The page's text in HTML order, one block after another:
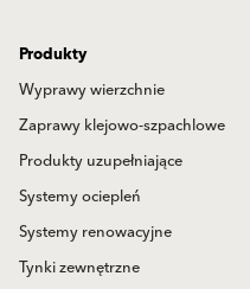
Produkty
Wyprawy wierzchnie
Zaprawy klejowo-szpachlowe
Produkty uzupełniające
Systemy ociepleń
Systemy renowacyjne
Tynki zewnętrzne